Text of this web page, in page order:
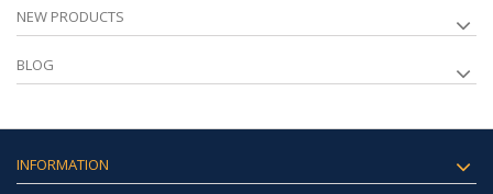
NEW PRODUCTS
BLOG
INFORMATION